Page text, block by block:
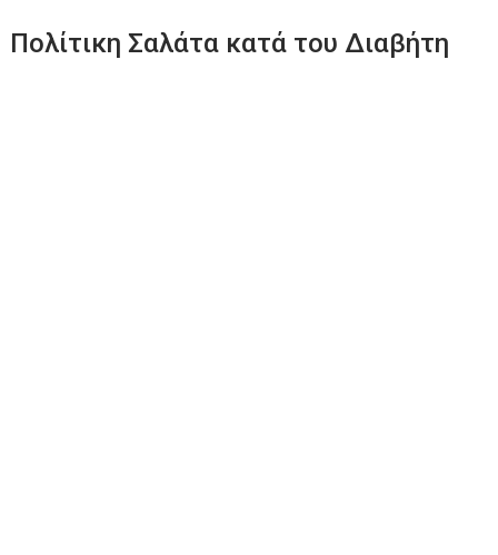
Πολίτικη Σαλάτα κατά του Διαβήτη